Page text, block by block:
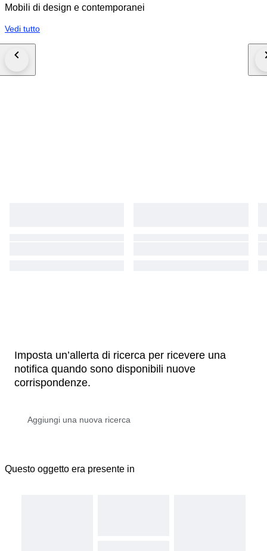
Mobili di design e contemporanei
Vedi tutto
Imposta un’allerta di ricerca per ricevere una
notifica quando sono disponibili nuove
corrispondenze.
Questo oggetto era presente in